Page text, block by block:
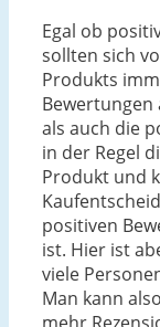
Egal ob
sollten sich
Produkts
Bewertungen
als auch die
in der Regel
Produkt und
positiven
ist. Hier ist
viele
Man kann